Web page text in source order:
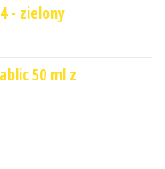
- zielony
50 ml z